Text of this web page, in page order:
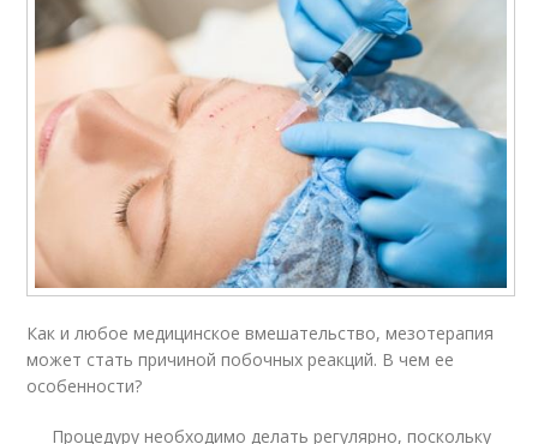
Как и любое медицинское вмешательство, мезотерапия
может стать причиной побочных реакций. В чем ее
особенности?
Процедуру необходимо делать регулярно, поскольку